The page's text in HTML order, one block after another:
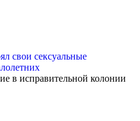
в исправительной колонии